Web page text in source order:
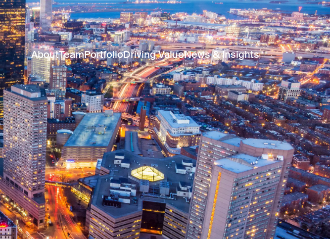
AboutTeamPortfolioDriving ValueNews & Insights